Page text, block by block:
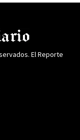
El Reporte